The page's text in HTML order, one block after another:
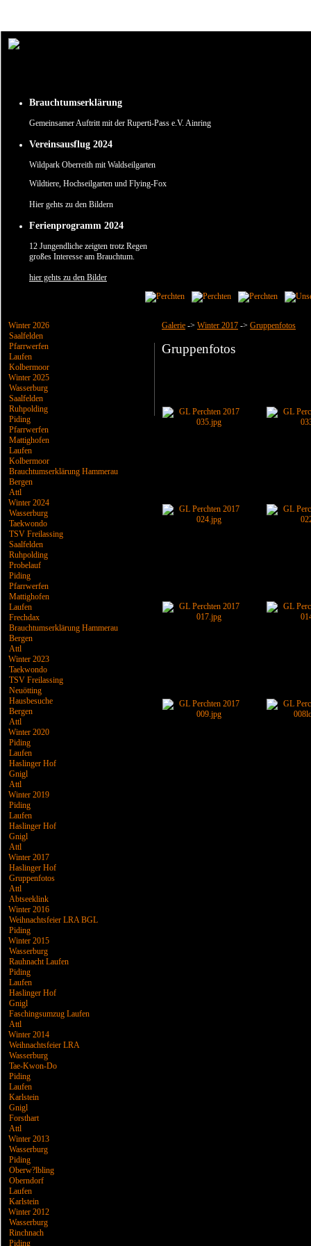
Brauchtumserklärung
Gemeinsamer Auftritt mit der Ruperti-Pass e.V. Ainring
Vereinsausflug 2024
Wildpark Oberreith mit Waldseilgarten
Wildtiere, Hochseilgarten und Flying-Fox
Hier gehts zu den Bildern
Ferienprogramm 2024
12 Jungendliche zeigten trotz Regen
großes Interesse am Brauchtum.
hier gehts zu den Bilder
Winter 2026
Saalfelden
Pfarrwerfen
Laufen
Kolbermoor
Winter 2025
Wasserburg
Saalfelden
Ruhpolding
Piding
Pfarrwerfen
Mattighofen
Laufen
Kolbermoor
Brauchtumserklärung Hammerau
Bergen
Attl
Winter 2024
Wasserburg
Taekwondo
TSV Freilassing
Saalfelden
Ruhpolding
Probelauf
Piding
Pfarrwerfen
Mattighofen
Laufen
Frechdax
Brauchtumserklärung Hammerau
Bergen
Attl
Winter 2023
Taekwondo
TSV Freilassing
Neuötting
Hausbesuche
Bergen
Attl
Winter 2020
Piding
Laufen
Haslinger Hof
Gnigl
Attl
Winter 2019
Piding
Laufen
Haslinger Hof
Gnigl
Attl
Winter 2017
Haslinger Hof
Gruppenfotos
Attl
Abtseeklink
Winter 2016
Weihnachtsfeier LRA BGL
Piding
Winter 2015
Wasserburg
Rauhnacht Laufen
Piding
Laufen
Haslinger Hof
Gnigl
Faschingsumzug Laufen
Attl
Winter 2014
Weihnachtsfeier LRA
Wasserburg
Tae-Kwon-Do
Piding
Laufen
Karlstein
Gnigl
Forsthart
Attl
Winter 2013
Wasserburg
Piding
Oberw?lbling
Oberndorf
Laufen
Karlstein
Winter 2012
Wasserburg
Rinchnach
Piding
Galerie -> Winter 2017 -> Gruppenfotos
Gruppenfotos